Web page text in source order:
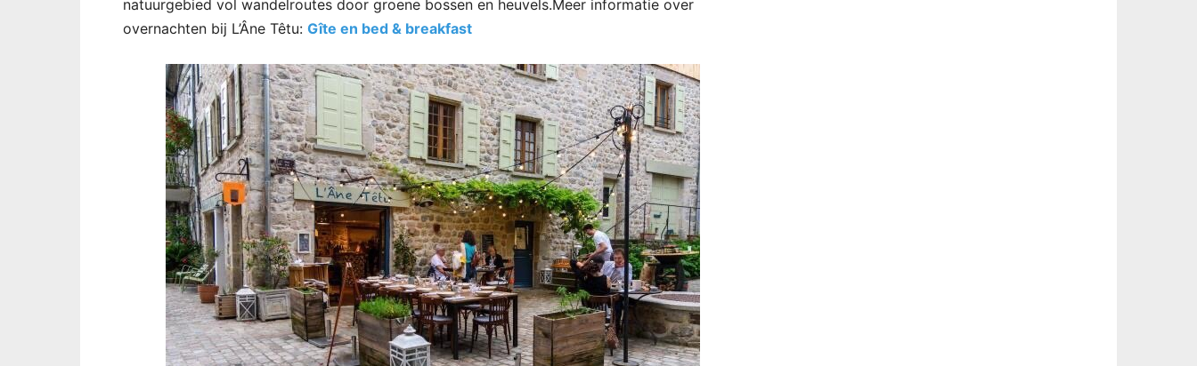
natuurgebied vol wandelroutes door groene bossen en heuvels.Meer informatie over
overnachten bij L’Âne Têtu: Gîte en bed & breakfast